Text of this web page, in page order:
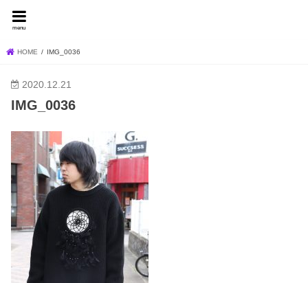
menu
HOME IMG_0036
2020.12.21
IMG_0036